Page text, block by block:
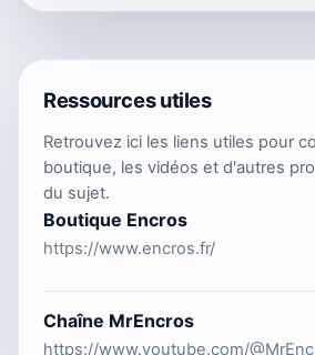
Ressources utiles
Retrouvez ici les liens utiles pour
boutique, les vidéos et d'autres
du sujet.
Boutique Encros
https://www.encros.fr/
Chaîne MrEncros
https://www.youtube.com/